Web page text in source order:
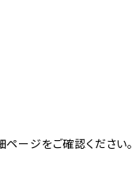
ージをご確認ください。